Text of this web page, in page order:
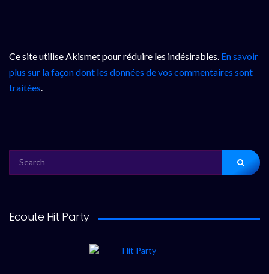
Ce site utilise Akismet pour réduire les indésirables. En savoir
plus sur la façon dont les données de vos commentaires sont
traitées.
FOR:
Ecoute Hit Party